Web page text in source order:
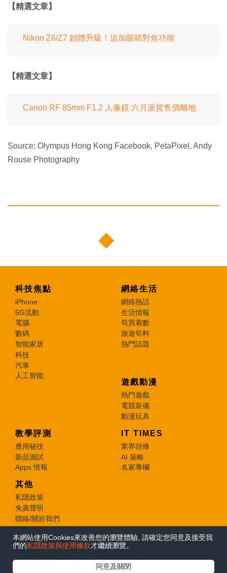
【精選文章】
Nikon Z6/Z7 韌體升級！追加眼睛對焦功能
【精選文章】
Canon RF 85mm F1.2 人像鏡 六月派貨售價離地
Source: Olympus Hong Kong Facebook, PetaPixel, Andy
Rouse Photography
科技焦點
iPhone
5G流動
電腦
數碼
智能家居
科技
汽車
人工智能
網絡生活
網絡熱話
生活情報
筍買着數
旅遊筍料
熱門話題
遊戲動漫
熱門遊戲
電競裝備
動漫玩具
教學評測
應用秘技
新品測試
Apps 情報
IT TIMES
業界頭條
AI 策略
名家專欄
其他
私隱政策
免責聲明
聯絡/關於我們
© 2026 e-zone. All Rights Reserved.
本網站使用Cookies來改善您的瀏覽體驗, 請確定您同意及接受我
們的私隱政策與使用條款才繼續瀏覽。
同意及關閉